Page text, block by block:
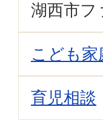
湖西市フ
こども
育児相談